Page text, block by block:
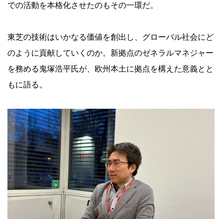
での活動を本格化させたのもその一環だ。
東芝の技術はいかなる価値を創出し、グローバル社会にど
のように貢献していくのか。新拠点のゼネラルマネジャー
を務める鬼塚浩平氏が、欧州本土に拠点を構えた意義とと
もに語る。